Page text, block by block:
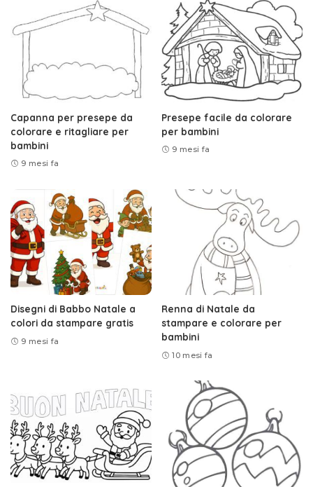
Capanna per presepe da
colorare e ritagliare per
bambini
9 mesi fa
Presepe facile da colorare
per bambini
9 mesi fa
Disegni di Babbo Natale a
colori da stampare gratis
9 mesi fa
Renna di Natale da
stampare e colorare per
bambini
10 mesi fa